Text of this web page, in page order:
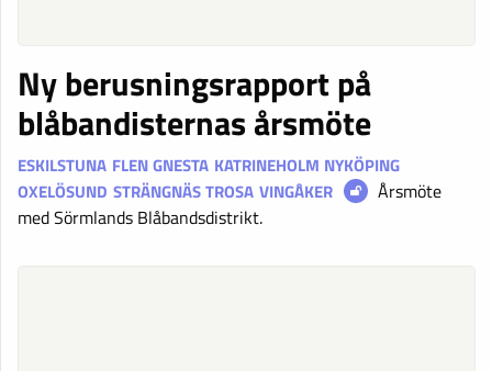
Ny berusningsrapport på
blåbandisternas årsmöte
ESKILSTUNA FLENGNESTA KATRINEHOLM NYKÖPING
OXELÖSUND STRÄNGNÄSTROSA VINGÅKER
Årsmöte
med Sörmlands Blåbandsdistrikt.